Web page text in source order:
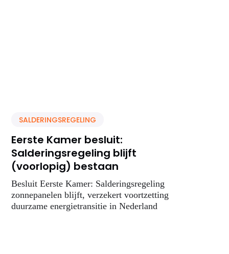
SALDERINGSREGELING
Eerste Kamer besluit:
Salderingsregeling blijft
(voorlopig) bestaan
Besluit Eerste Kamer: Salderingsregeling
zonnepanelen blijft, verzekert voortzetting
duurzame energietransitie in Nederland